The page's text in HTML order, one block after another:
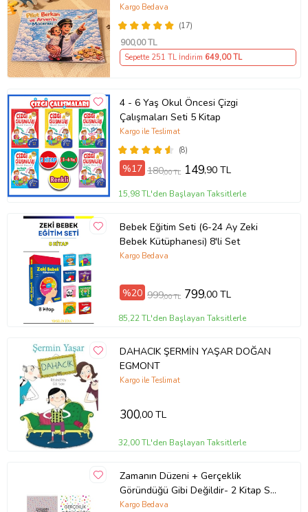
(17)
Kargo Bedava
900,00 TL
Sepette 251 TL İndirim 649,00 TL
4 - 6 Yaş Okul Öncesi Çizgi
Çalışmaları Seti 5 Kitap
(8)
Kargo ile Teslimat
%17 180,00 TL 149,90 TL
15,98 TL'den Başlayan Taksitlerle
Bebek Eğitim Seti (6-24 Ay Zeki
Bebek Kütüphanesi) 8'li Set
Kargo Bedava
%20 999,00 TL 799,00 TL
85,22 TL'den Başlayan Taksitlerle
DAHACIK ŞERMİN YAŞAR DOĞAN
EGMONT
Kargo ile Teslimat
300,00 TL
32,00 TL'den Başlayan Taksitlerle
Zamanın Düzeni + Gerçeklik
Göründüğü Gibi Değildir- 2 Kitap Set
- Iş Bankası Özel Set Zamanın
Kargo Bedava